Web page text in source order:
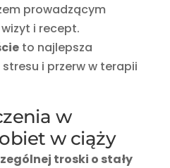
prowadzącym
i recept.
to najlepsza
i przerw w terapii
w
w ciąży
troski o stały